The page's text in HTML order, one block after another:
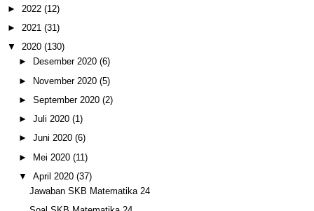
► 2022 (12)
► 2021 (31)
▼ 2020 (130)
►
Desember 2020 (6)
► November 2020 (5)
► September 2020 (2)
► Juli 2020 (1)
► Juni 2020 (6)
► Mei 2020 (11)
▼ April 2020 (37)
Jawaban SKB Matematika 24